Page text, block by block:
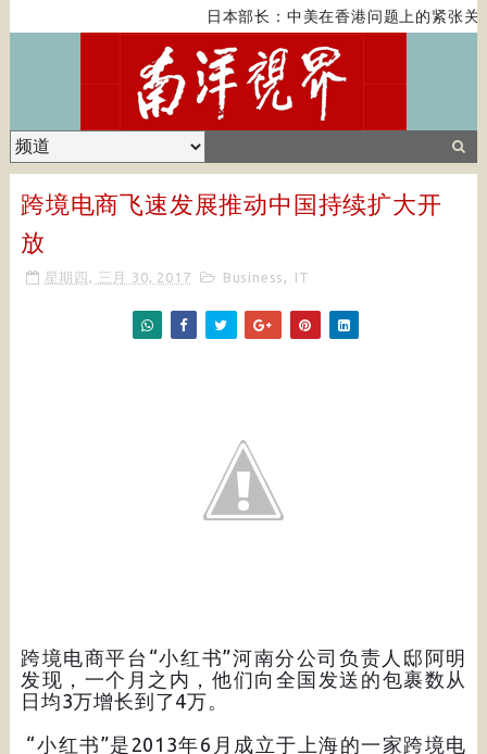
日本部长：中美在香港问题上的紧张关
跨境电商飞速发展推动中国持续扩大开
放
星期四, 三月 30, 2017 Business , IT
跨境电商平台“小红书”河南分公司负责人邸阿明
发现，一个月之内，他们向全国发送的包裹数从
日均3万增长到了4万。
“小红书”是2013年6月成立于上海的一家跨境电